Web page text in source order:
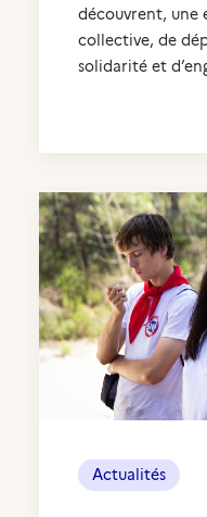
découvrent, une
collective, de
solidarité et
Actualités